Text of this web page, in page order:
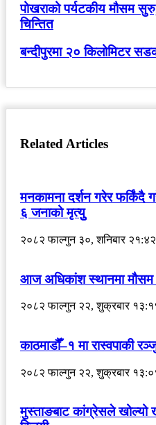
पोखराको पर्यटकीय मौसम
चिन्तित
बन्दीपुरमा २० किलोमिटर
Related Articles
मनकामना दर्शन गरेर फर्किंदै
६ जनाको मृत्युु
२०८२ फाल्गुन ३०, शनिबार
आज अधिकांश स्थानमा मौसम
२०८२ फाल्गुन २२, शुक्रबार
काठमाडौँ–१ मा रास्वपाकी
२०८२ फाल्गुन २२, शुक्रबार
मुस्ताङबाट कांग्रेसले खोल्यो